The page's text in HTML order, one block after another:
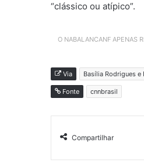
“clássico ou atípico”.
O NABALANCANF APENAS
Via Basília Rodrigues e
Fonte cnnbrasil
Compartilhar